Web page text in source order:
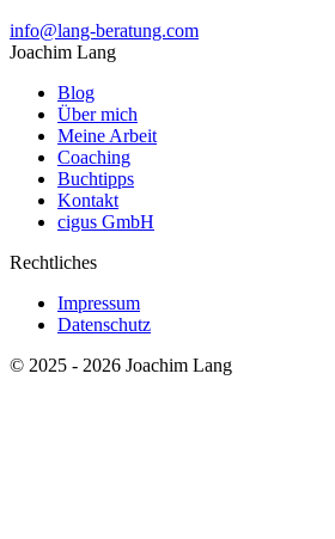
info@lang-beratung.com
Joachim Lang
Blog
Über mich
Meine Arbeit
Coaching
Buchtipps
Kontakt
cigus GmbH
Rechtliches
Impressum
Datenschutz
© 2025 - 2026 Joachim Lang